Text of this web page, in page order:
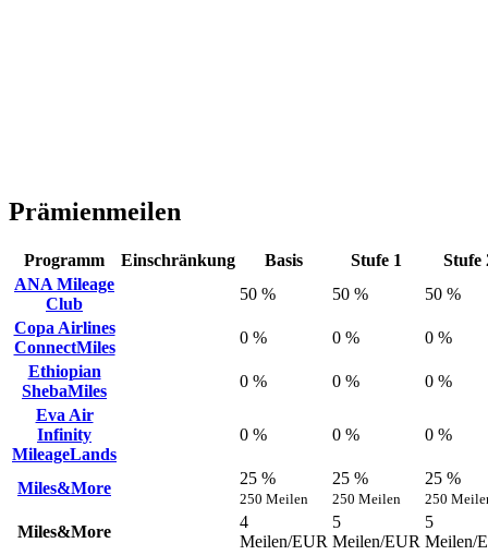
Prämienmeilen
Programm Einschränkung Basis Stufe 1
Stufe
ANA Mileage
Club
50 % 50 %
50 %
Copa Airlines
ConnectMiles
0 % 0 %
0 %
Ethiopian
ShebaMiles
0 % 0 %
0 %
Eva Air
Infinity
MileageLands
0 % 0 % 0 %
Miles&More
25 %
250 Meilen
25 %
250 Meilen
25 %
250
Miles&More
4
Meilen/EUR
5
Meilen/EUR
5
Meilen/